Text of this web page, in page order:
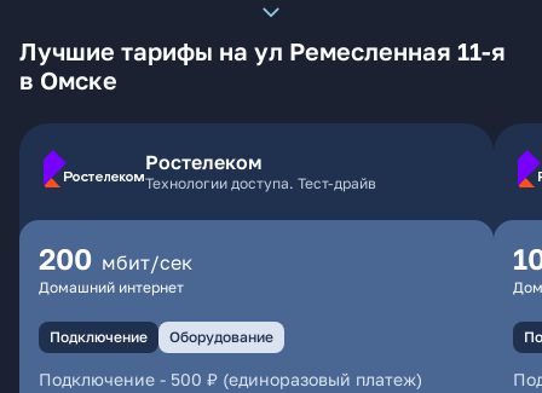
Лучшие тарифы на ул Ремесленная 11-я
в Омске
Ростелеком
Технологии доступа. Тест-драйв
200 мбит/сек
Домашний интернет
Подключение Оборудование
Подключение - 500 ₽ (единоразовый платеж)